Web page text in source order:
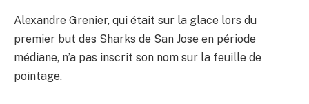
Alexandre Grenier, qui était sur la glace lors du
premier but des Sharks de San Jose en période
médiane, n’a pas inscrit son nom sur la feuille de
pointage.